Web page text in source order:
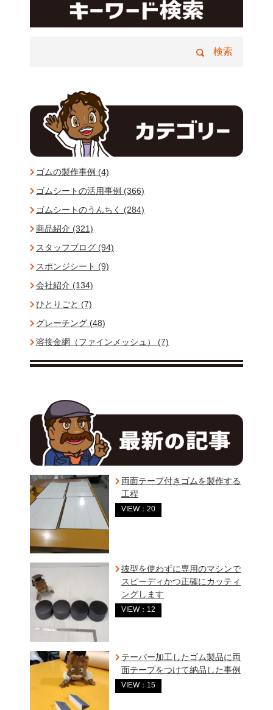
ゴムの製作事例 (4)
ゴムシートの活用事例 (366)
ゴムシートのうんちく (284)
商品紹介 (321)
スタッフブログ (94)
スポンジシート (9)
会社紹介 (134)
ひとりごと (7)
グレーチング (48)
溶接金網（ファインメッシュ） (7)
両面テープ付きゴムを製作する
工程
VIEW：20
抜型を使わずに専用のマシンで
スピーディかつ正確にカッティ
ングします
VIEW：12
テーパー加工したゴム製品に両
面テープをつけて納品した事例
VIEW：15